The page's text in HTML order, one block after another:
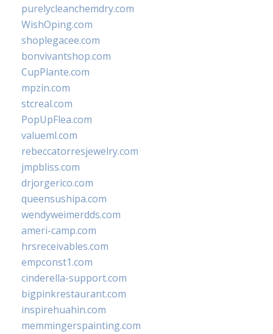
purelycleanchemdry.com
WishOping.com
shoplegacee.com
bonvivantshop.com
CupPlante.com
mpzin.com
stcreal.com
PopUpFlea.com
valueml.com
rebeccatorresjewelry.com
jmpbliss.com
drjorgerico.com
queensushipa.com
wendyweimerdds.com
ameri-camp.com
hrsreceivables.com
empconst1.com
cinderella-support.com
bigpinkrestaurant.com
inspirehuahin.com
memmingerspainting.com